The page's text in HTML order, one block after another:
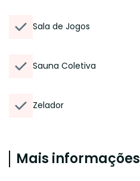
Sala de Jogos
Sauna Coletiva
Zelador
Mais informações